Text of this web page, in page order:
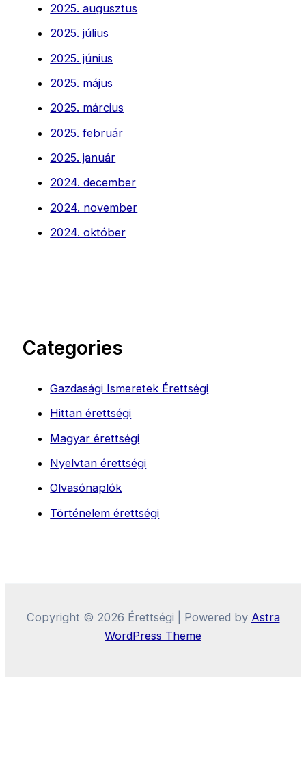
2025. augusztus
2025. július
2025. június
2025. május
2025. március
2025. február
2025. január
2024. december
2024. november
2024. október
Categories
Gazdasági Ismeretek Érettségi
Hittan érettségi
Magyar érettségi
Nyelvtan érettségi
Olvasónaplók
Történelem érettségi
Copyright © 2026 Érettségi | Powered by Astra
WordPress Theme